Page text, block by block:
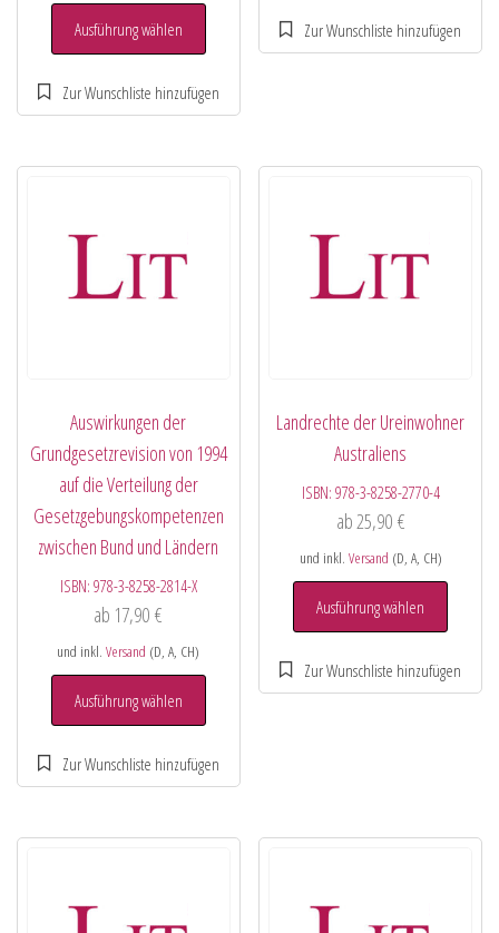
Ausführung wählen
Auswirkungen der
Grundgesetzrevision von 1994
auf die Verteilung der
Gesetzgebungskompetenzen
zwischen Bund und Ländern
ISBN: 978-3-8258-2814-X
ab 17,90€
und inkl.Versand (D, A, CH)
Ausführung wählen
Landrechte der Ureinwohner
Australiens
ISBN: 978-3-8258-2770-4
ab 25,90 €
und inkl. Versand (D, A, CH)
Ausführung wählen